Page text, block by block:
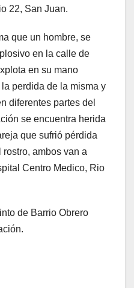
22, San Juan.
que un hombre, se
en la calle de
en su mano
perdida de la misma y
diferentes partes del
se encuentra herida
que sufrió pérdida
ambos van a
Centro Medico, Rio
de Barrio Obrero